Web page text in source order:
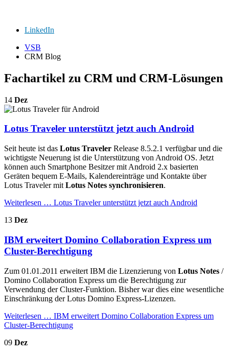
LinkedIn
VSB
CRM Blog
Fachartikel zu CRM und CRM-Lösungen
14 Dez
Lotus Traveler unterstützt jetzt auch Android
Seit heute ist das Lotus Traveler Release 8.5.2.1 verfügbar und die
wichtigste Neuerung ist die Unterstützung von Android OS. Jetzt
können auch Smartphone Besitzer mit Android 2.x basierten
Geräten bequem E-Mails, Kalendereinträge und Kontakte über
Lotus Traveler mit Lotus Notes synchronisieren.
Weiterlesen … Lotus Traveler unterstützt jetzt auch Android
13 Dez
IBM erweitert Domino Collaboration Express um
Cluster-Berechtigung
Zum 01.01.2011 erweitert IBM die Lizenzierung von Lotus Notes /
Domino Collaboration Express um die Berechtigung zur
Verwendung der Cluster-Funktion. Bisher war dies eine wesentliche
Einschränkung der Lotus Domino Express-Lizenzen.
Weiterlesen … IBM erweitert Domino Collaboration Express um
Cluster-Berechtigung
09 Dez